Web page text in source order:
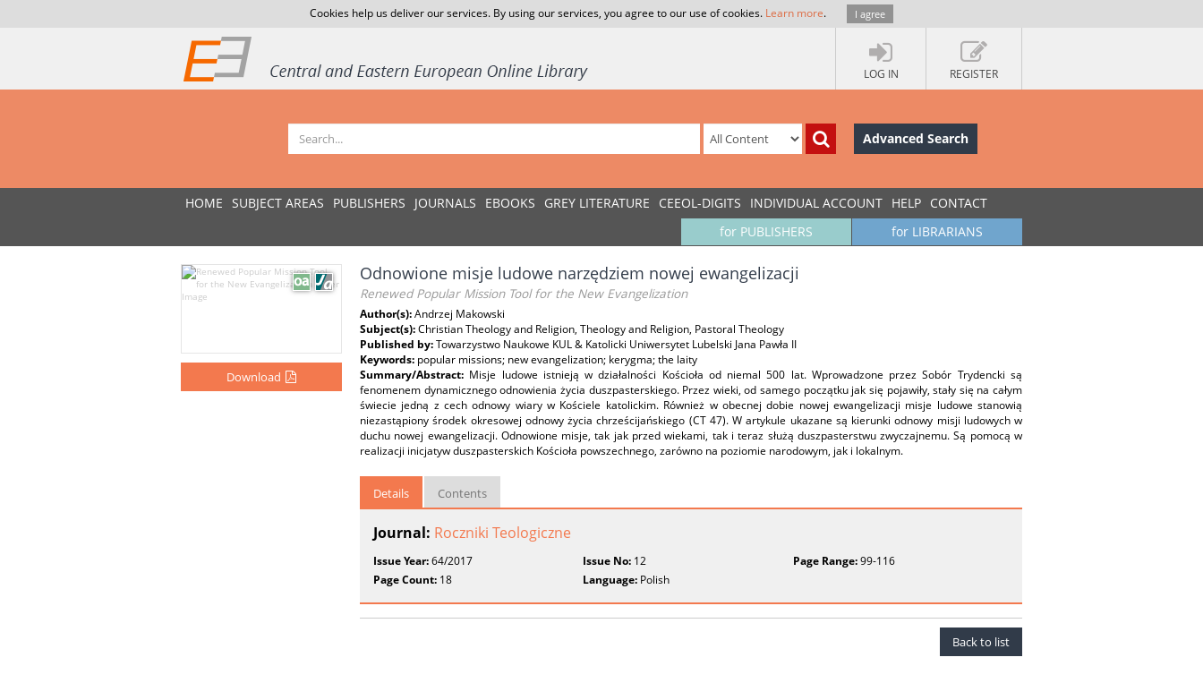
Cookies help us deliver our services. By using our services, you agree to our use of cookies. Learn more. I agree
LOG IN REGISTER
Advanced Search
HOME SUBJECT AREAS PUBLISHERS JOURNALS EBOOKS GREY LITERATURE CEEOL-DIGITS INDIVIDUAL ACCOUNT HELP CONTACT
for LIBRARIANS
for PUBLISHERS
Download
Odnowione misje ludowe narzędziem nowej ewangelizacji
Renewed Popular Mission Tool for the New Evangelization
Author(s):Andrzej Makowski
Subject(s):Christian Theology and Religion, Theology and Religion, Pastoral Theology
Published by:Towarzystwo Naukowe KUL & Katolicki Uniwersytet Lubelski Jana Pawła II
Keywords: popular missions; new evangelization; kerygma; the laity
Summary/Abstract: Misje ludowe istnieją w działalności Kościoła od niemal 500 lat. Wprowadzone przez Sobór Trydencki są
fenomenem dynamicznego odnowienia życia duszpasterskiego. Przez wieki, od samego początku jak się pojawiły, stały się na całym
świecie jedną z cech odnowy wiary w Kościele katolickim. Również w obecnej dobie nowej ewangelizacji misje ludowe stanowią
niezastąpiony środek okresowej odnowy życia chrześcijańskiego (CT 47). W artykule ukazane są kierunki odnowy misji ludowych w
duchu nowej ewangelizacji. Odnowione misje, tak jak przed wiekami, tak i teraz służą duszpasterstwu zwyczajnemu. Są pomocą w
realizacji inicjatyw duszpasterskich Kościoła powszechnego, zarówno na poziomie narodowym, jak i lokalnym.
Details Contents
Journal: Roczniki Teologiczne
Issue Year:64/2017 Issue No: 12 Page Range:99-116
Page Count: 18 Language: Polish
Back to list